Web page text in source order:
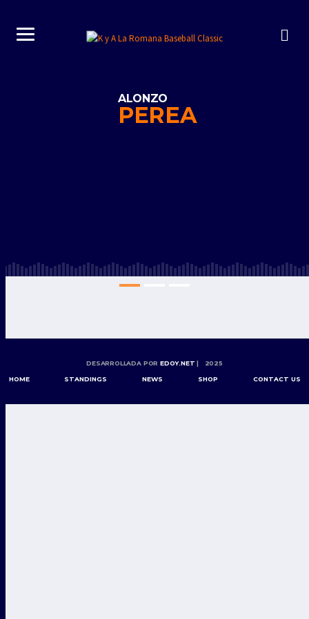
ALONZO
PEREA
DESARROLLADA POR EDOY.NET | 2025
HOME STANDINGS NEWS SHOP CONTACT US